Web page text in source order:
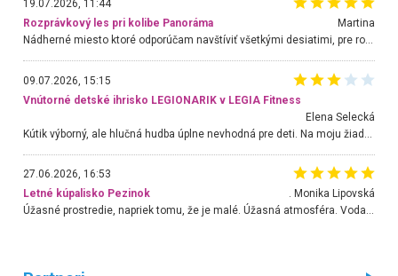
19.07.2026, 11:44
Rozprávkový les pri kolibe Panoráma
Martina
Nádherné miesto ktoré odporúčam navštíviť všetkými desiatimi, pre rodiny s deťmi, dôchodcom... Proste a jednoducho ozaj rozprávkový les.. určite ešte prídeme. Odniesli sme si na pamiatku krásne tričká,
09.07.2026, 15:15
Vnútorné detské ihrisko LEGIONARIK v LEGIA Fitness
Elena Selecká
27.06.2026, 16:53
Letné kúpalisko Pezinok
. Monika Lipovská
Úžasné prostredie, napriek tomu, že je malé. Úžasná atmosféra. Voda fantastická a nádherná. Ľudí je pomerne veľa, ale su mili a ohľaduplní. Je veľmi zaujímavé sledovať, ako dokážu spolu športovať cudzí ľudia a bez ohľadu na vek. Vládne tu pohoda. Vnuka neviem dostať z vody. Ďakujem za krásny deň . Urcite sa sem vrátim. Jediný problém je s parkovaním, ale aj ten sa mi podarilo vyriešiť. Monika Bratislava